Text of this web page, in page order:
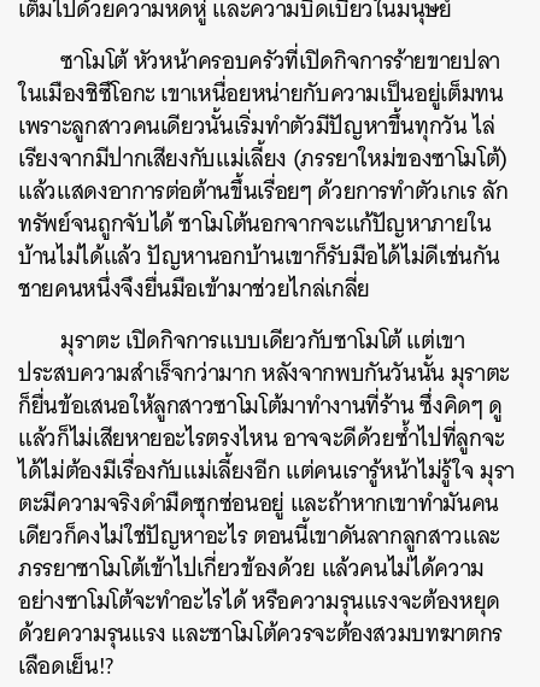
เต็มไปด้วยความหดหู่ และความบิดเบี้ยวในมนุษย์
ซาโมโต้ หัวหน้าครอบครัวที่เปิดกิจการร้ายขายปลา
ในเมืองชิซึโอกะ เขาเหนื่อยหน่ายกับความเป็นอยู่เต็มทน
เพราะลูกสาวคนเดียวนั้นเริ่มทำตัวมีปัญหาขึ้นทุกวัน ไล่
เรียงจากมีปากเสียงกับแม่เลี้ยง (ภรรยาใหม่ของซาโมโต้)
แล้วแสดงอาการต่อต้านขึ้นเรื่อยๆ ด้วยการทำตัวเกเร ลัก
ทรัพย์จนถูกจับได้ ซาโมโต้นอกจากจะแก้ปัญหาภายใน
บ้านไม่ได้แล้ว ปัญหานอกบ้านเขาก็รับมือได้ไม่ดีเช่นกัน
ชายคนหนึ่งจึงยื่นมือเข้ามาช่วยไกล่เกลี่ย
มุราตะ เปิดกิจการแบบเดียวกับซาโมโต้ แต่เขา
ประสบความสำเร็จกว่ามาก หลังจากพบกันวันนั้น มุราตะ
ก็ยื่นข้อเสนอให้ลูกสาวซาโมโต้มาทำงานที่ร้าน ซึ่งคิดๆ ดู
แล้วก็ไม่เสียหายอะไรตรงไหน อาจจะดีด้วยซ้ำไปที่ลูกจะ
ได้ไม่ต้องมีเรื่องกับแม่เลี้ยงอีก แต่คนเรารู้หน้าไม่รู้ใจ มุรา
ตะมีความจริงดำมืดซุกซ่อนอยู่ และถ้าหากเขาทำมันคน
เดียวก็คงไม่ใช่ปัญหาอะไร ตอนนี้เขาดันลากลูกสาวและ
ภรรยาซาโมโต้เข้าไปเกี่ยวข้องด้วย แล้วคนไม่ได้ความ
อย่างซาโมโต้จะทำอะไรได้ หรือความรุนแรงจะต้องหยุด
ด้วยความรุนแรง และซาโมโต้ควรจะต้องสวมบทฆาตกร
เลือดเย็น!?